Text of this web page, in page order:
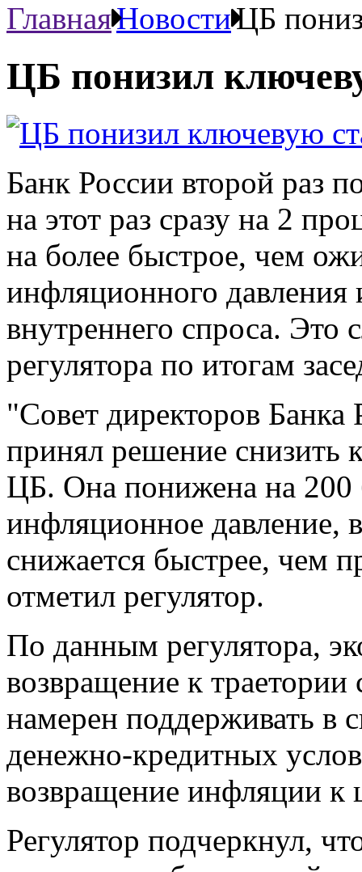
ГлавнаяНовостиЦБ
ЦБ понизил
Банк России второй раз
на этот раз сразу на 2
на более быстрое, чем
инфляционного давления
внутреннего спроса. Это
регулятора по итогам
"Совет директоров
принял решение снизить
ЦБ. Она понижена на 200
инфляционное давление,
снижается быстрее, чем
отметил регулятор.
По данным регулятора,
возвращение к
намерен поддерживать в
денежно-кредитных
возвращение инфляции к
Регулятор подчеркнул,